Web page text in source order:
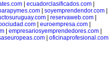
| ecuadorclasificados.com|
soyemprendendor.com
reservaweb.com
euroempresa.com
empresariosyemprendedores.com
| oficinaprofesional.com|